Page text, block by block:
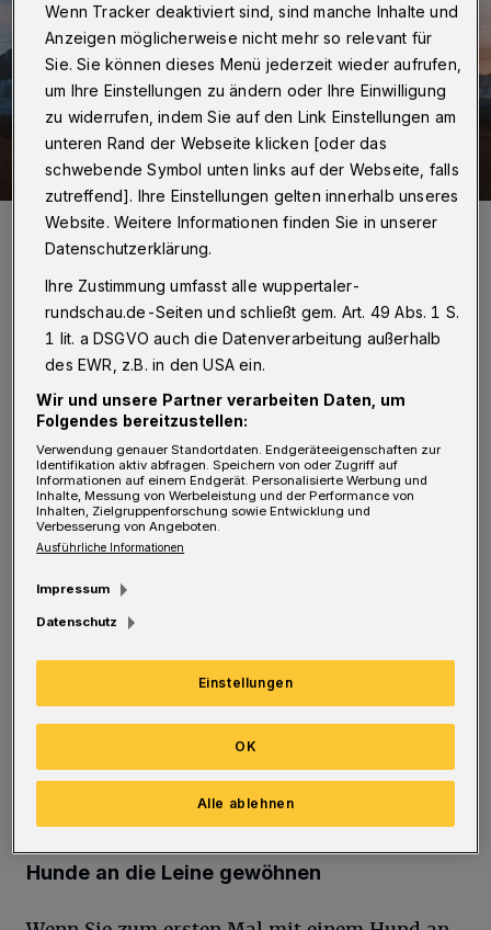
Foto: Pixabay.com/Anna Pelzer
M it Ihrem Hund spazieren zu gehen, ist
eine großartige Möglichkeit, sich zu
bewegen und Zeitmit Ihrem Haustier
verbringen. Es hilft Ihnen auch, sich mit
Ihrem Haustier zu verbinden, und kann
helfen, Stress abzubauen. Dabei stellt das
Gehen an der Leine die sicherste Option dar,
sofern es richtig gemacht wird.
spazieren gehen, sollten Sie einige
Sicherheitsvorkehrungen treffen, um
sicherzustellen, dass es für Sie beide sicher
ist.
Hunde an die Leine gewöhnen
Wenn Tracker deaktiviert sind, sind manche Inhalte und
Anzeigen möglicherweise nicht mehr so relevant für
Sie. Sie können dieses Menü jederzeit wieder aufrufen,
um Ihre Einstellungen zu ändern oder Ihre Einwilligung
zu widerrufen, indem Sie auf den Link Einstellungen am
unteren Rand der Webseite klicken [oder das
schwebende Symbol unten links auf der Webseite, falls
zutreffend]. Ihre Einstellungen gelten innerhalb unseres
Website. Weitere Informationen finden Sie in unserer
Datenschutzerklärung.
Ihre Zustimmung umfasst alle wuppertaler-
rundschau.de-Seiten und schließt gem. Art. 49 Abs. 1 S.
1 lit. a DSGVO auch die Datenverarbeitung außerhalb
des EWR, z.B. in den USA ein.
Wir und unsere Partner verarbeiten Daten, um
Folgendes bereitzustellen:
Verwendung genauer Standortdaten. Endgeräteeigenschaften zur
Identifikation aktiv abfragen. Speichern von oder Zugriff auf
Informationen auf einem Endgerät. Personalisierte Werbung und
Inhalte, Messung von Werbeleistung und der Performance von
Inhalten, Zielgruppenforschung sowie Entwicklung und
Verbesserung von Angeboten.
Ausführliche Informationen
Impressum
Datenschutz
Einstellungen
Alle ablehnen
OK